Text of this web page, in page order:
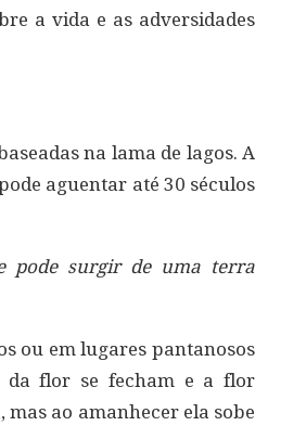
a vida e as adversidades
na lama de lagos. A
aguentar até 30 séculos
pode surgir de uma terra
ou em lugares pantanosos
da flor se fecham e a flor
ao amanhecer ela sobe